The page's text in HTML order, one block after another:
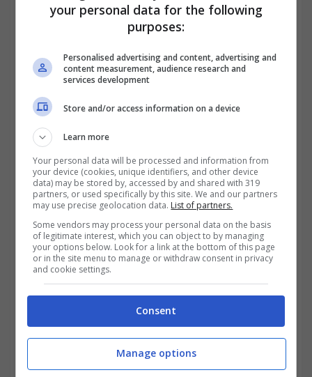
in 10 rate annuali di pari importo da detrarre
Normativa e funzionamento delle detrazioni – trading.it
your personal data for the following
purposes:
Personalised advertising and content, advertising and
content measurement, audience research and
services development
Store and/or access information on a device
Learn more
Your personal data will be processed and information from
your device (cookies, unique identifiers, and other device
data) may be stored by, accessed by and shared with 319
partners, or used specifically by this site. We and our partners
may use precise geolocation data. List of partners.
Some vendors may process your personal data on the basis
of legitimate interest, which you can object to by managing
your options below. Look for a link at the bottom of this page
or in the site menu to manage or withdraw consent in privacy
and cookie settings.
Consent
Manage options